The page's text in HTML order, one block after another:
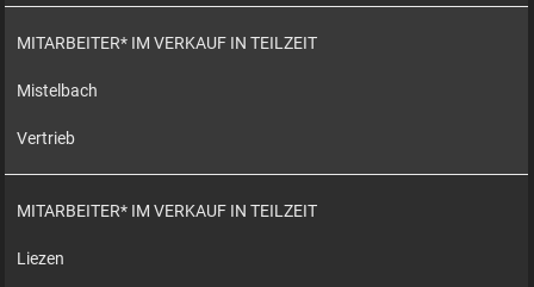
MITARBEITER* IM VERKAUF IN TEILZEIT
Mistelbach
Vertrieb
MITARBEITER* IM VERKAUF IN TEILZEIT
Liezen